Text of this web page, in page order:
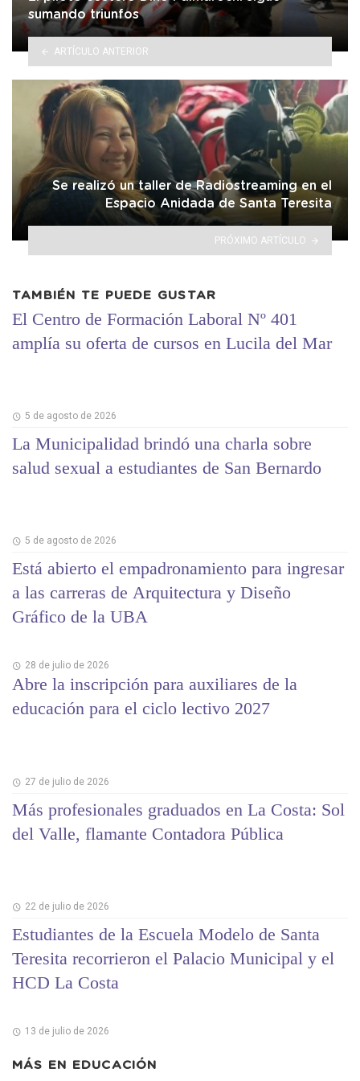
sumando triunfos
ARTÍCULO ANTERIOR
Se realizó un taller de Radiostreaming en el
Espacio Anidada de Santa Teresita
PRÓXIMO ARTÍCULO
TAMBIÉN TE PUEDE GUSTAR
El Centro de Formación Laboral Nº 401
amplía su oferta de cursos en Lucila del Mar
5 de agosto de 2026
La Municipalidad brindó una charla sobre
salud sexual a estudiantes de San Bernardo
5 de agosto de 2026
Está abierto el empadronamiento para ingresar
a las carreras de Arquitectura y Diseño
Gráfico de la UBA
28 de julio de 2026
Abre la inscripción para auxiliares de la
educación para el ciclo lectivo 2027
27 de julio de 2026
Más profesionales graduados en La Costa: Sol
del Valle, flamante Contadora Pública
22 de julio de 2026
Estudiantes de la Escuela Modelo de Santa
Teresita recorrieron el Palacio Municipal y el
HCD La Costa
13 de julio de 2026
MÁS EN EDUCACIÓN